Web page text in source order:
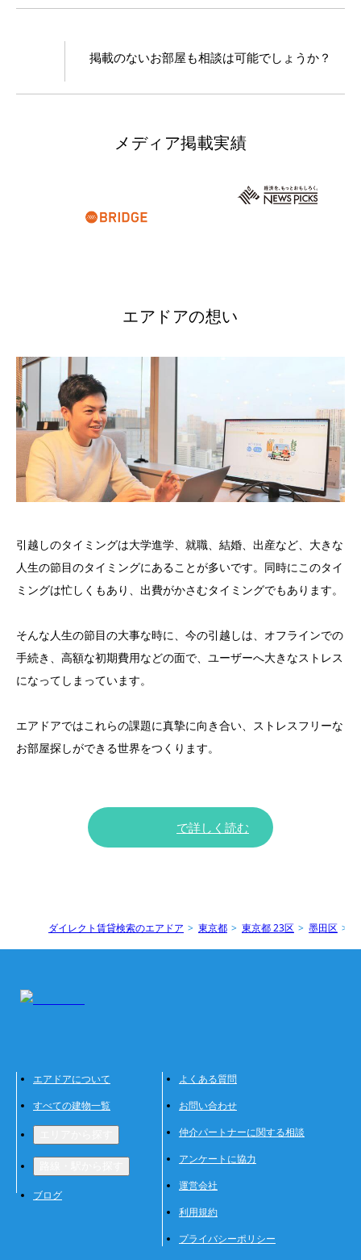
ダイレクト賃貸検索のエアドア 東京都 東京都 23区 墨田区
掲載のないお部屋も相談は可能でしょうか？
メディア掲載実績
エアドアの想い
引越しのタイミングは大学進学、就職、結婚、出産など、 大きな
人生の節目のタイミングにあることが多いです。 同時にこのタイ
ミングは忙しくもあり、 出費がかさむタイミングでもあります。
そんな人生の節目の大事な時に、今の引越しは、 オフラインでの
手続き、高額な初期費用などの面で、 ユーザーへ大きなストレス
になってしまっています。
エアドアではこれらの課題に真摯に向き合い、 ストレスフリーな
お部屋探しができる世界をつくります。
で詳しく読む
エアドアについて
すべての建物一覧
ブログ
よくある質問
お問い合わせ
仲介パートナーに関する相談
アンケートに協力
運営会社
利用規約
プライバシーポリシー